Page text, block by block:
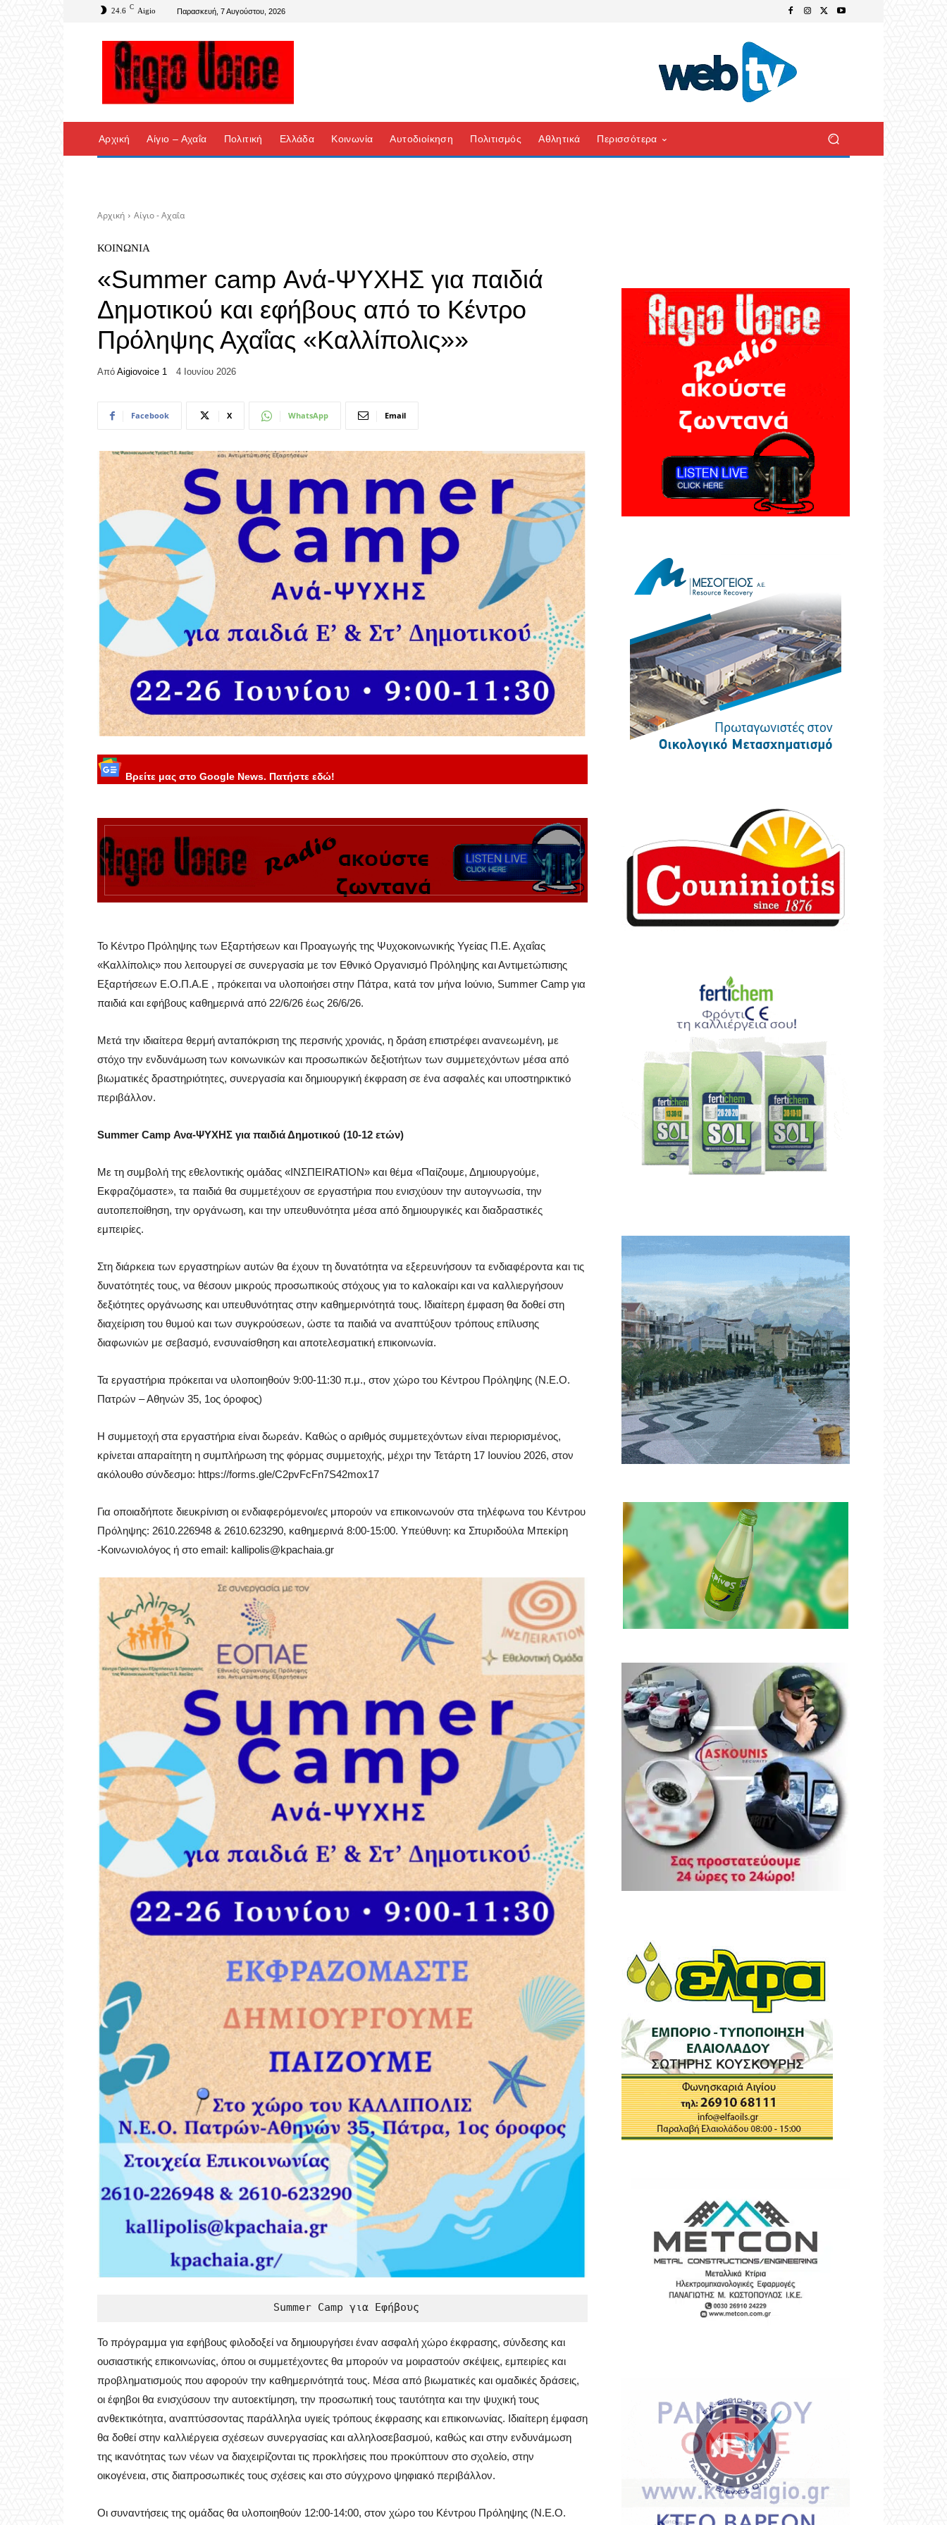
24.6 C Aigio Παρασκευή, 7 Αυγούστου, 2026
Αρχική Αίγιο – Αχαΐα Πολιτική Ελλάδα Κοινωνία Αυτοδιοίκηση Πολιτισμός Αθλητικά Περισσότερα
Αρχική Αίγιο - Αχαΐα
ΚΟΙΝΩΝΊΑ
«Summer camp Ανά-ΨΥΧΗΣ για παιδιά
Δημοτικού και εφήβους από το Κέντρο
Πρόληψης Αχαΐας «Καλλίπολις»»
Από Aigiovoice 1 4 Ιουνίου 2026
Facebook X WhatsApp Email
Βρείτε μας στο Google News. Πατήστε εδώ!
Το Κέντρο Πρόληψης των Εξαρτήσεων και Προαγωγής της Ψυχοκοινωνικής Υγείας Π.Ε. Αχαΐας
«Καλλίπολις» που λειτουργεί σε συνεργασία με τον Εθνικό Οργανισμό Πρόληψης και Αντιμετώπισης
Εξαρτήσεων Ε.Ο.Π.Α.Ε , πρόκειται να υλοποιήσει στην Πάτρα, κατά τον μήνα Ιούνιο, Summer Camp για
παιδιά και εφήβους καθημερινά από 22/6/26 έως 26/6/26.
Μετά την ιδιαίτερα θερμή ανταπόκριση της περσινής χρονιάς, η δράση επιστρέφει ανανεωμένη, με
στόχο την ενδυνάμωση των κοινωνικών και προσωπικών δεξιοτήτων των συμμετεχόντων μέσα από
βιωματικές δραστηριότητες, συνεργασία και δημιουργική έκφραση σε ένα ασφαλές και υποστηρικτικό
περιβάλλον.
Summer Camp Ανα-ΨΥΧΗΣ για παιδιά Δημοτικού (10-12 ετών)
Με τη συμβολή της εθελοντικής ομάδας «ΙΝΣΠΕΙRATION» και θέμα «Παίζουμε, Δημιουργούμε,
Εκφραζόμαστε», τα παιδιά θα συμμετέχουν σε εργαστήρια που ενισχύουν την αυτογνωσία, την
αυτοπεποίθηση, την οργάνωση, και την υπευθυνότητα μέσα από δημιουργικές και διαδραστικές
εμπειρίες.
Στη διάρκεια των εργαστηρίων αυτών θα έχουν τη δυνατότητα να εξερευνήσουν τα ενδιαφέροντα και τις
δυνατότητές τους, να θέσουν μικρούς προσωπικούς στόχους για το καλοκαίρι και να καλλιεργήσουν
δεξιότητες οργάνωσης και υπευθυνότητας στην καθημερινότητά τους. Ιδιαίτερη έμφαση θα δοθεί στη
διαχείριση του θυμού και των συγκρούσεων, ώστε τα παιδιά να αναπτύξουν τρόπους επίλυσης
διαφωνιών με σεβασμό, ενσυναίσθηση και αποτελεσματική επικοινωνία.
Τα εργαστήρια πρόκειται να υλοποιηθούν 9:00-11:30 π.μ., στον χώρο του Κέντρου Πρόληψης (Ν.Ε.Ο.
Πατρών – Αθηνών 35, 1ος όροφος)
Η συμμετοχή στα εργαστήρια είναι δωρεάν. Καθώς ο αριθμός συμμετεχόντων είναι περιορισμένος,
κρίνεται απαραίτητη η συμπλήρωση της φόρμας συμμετοχής, μέχρι την Τετάρτη 17 Ιουνίου 2026, στον
ακόλουθο σύνδεσμο: https://forms.gle/C2pvFcFn7S42mox17
Για οποιαδήποτε διευκρίνιση οι ενδιαφερόμενοι/ες μπορούν να επικοινωνούν στα τηλέφωνα του Κέντρου
Πρόληψης: 2610.226948 & 2610.623290, καθημερινά 8:00-15:00. Υπεύθυνη: κα Σπυριδούλα Μπεκίρη
-Κοινωνιολόγος ή στο email: kallipolis@kpachaia.gr
Το πρόγραμμα για εφήβους φιλοδοξεί να δημιουργήσει έναν ασφαλή χώρο έκφρασης, σύνδεσης και
ουσιαστικής επικοινωνίας, όπου οι συμμετέχοντες θα μπορούν να μοιραστούν σκέψεις, εμπειρίες και
προβληματισμούς που αφορούν την καθημερινότητά τους. Μέσα από βιωματικές και ομαδικές δράσεις,
οι έφηβοι θα ενισχύσουν την αυτοεκτίμηση, την προσωπική τους ταυτότητα και την ψυχική τους
ανθεκτικότητα, αναπτύσσοντας παράλληλα υγιείς τρόπους έκφρασης και επικοινωνίας. Ιδιαίτερη έμφαση
θα δοθεί στην καλλιέργεια σχέσεων συνεργασίας και αλληλοσεβασμού, καθώς και στην ενδυνάμωση
της ικανότητας των νέων να διαχειρίζονται τις προκλήσεις που προκύπτουν στο σχολείο, στην
οικογένεια, στις διαπροσωπικές τους σχέσεις και στο σύγχρονο ψηφιακό περιβάλλον.
Οι συναντήσεις της ομάδας θα υλοποιηθούν 12:00-14:00, στον χώρο του Κέντρου Πρόληψης (Ν.Ε.Ο.